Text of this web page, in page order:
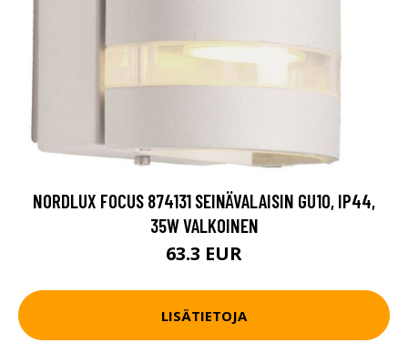
NORDLUX FOCUS 874131 SEINÄVALAISIN GU10, IP44,
35W VALKOINEN
63.3 EUR
LISÄTIETOJA